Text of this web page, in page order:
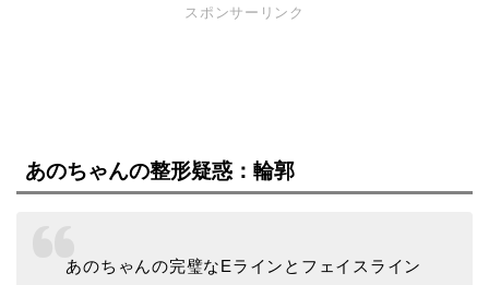
スポンサーリンク
あのちゃんの整形疑惑：輪郭
あのちゃんの完璧なEラインとフェイスライン